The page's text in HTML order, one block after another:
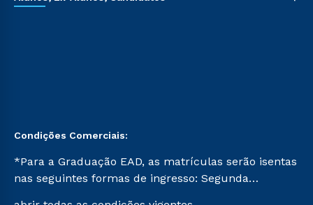
Condições Comerciais:
*Para a Graduação EAD, as matrículas serão isentas
nas seguintes formas de ingresso: Segunda